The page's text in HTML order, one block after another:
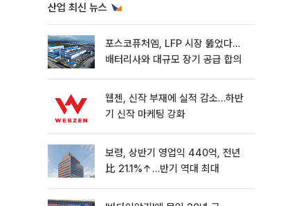
산업 최신 뉴스
포스코퓨처엠, LFP 시장 뚫었다…
배터리사와 대규모 장기 공급 합의
웹젠, 신작 부재에 실적 감소…하반
기 신작 마케팅 강화
보령, 상반기 영업익 440억, 전년
比 21.1%↑…반기 역대 최대